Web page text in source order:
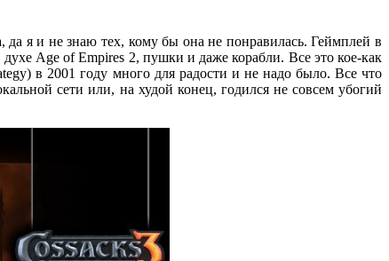
да я и не знаю тех, кому бы она не понравилась. Геймплей в
Age of Empires 2, пушки и даже корабли. Все это кое-как
в 2001 году много для радости и не надо было. Все что
сети или, на худой конец, годился не совсем убогий